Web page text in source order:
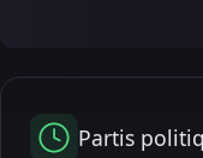
Partis